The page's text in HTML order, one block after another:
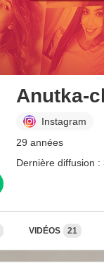
Anutka-
Instagram
29 années
Dernière diffusion
VIDÉOS 21